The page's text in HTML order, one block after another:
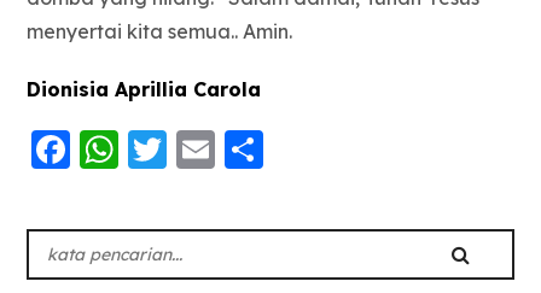
menyertai kita semua.. Amin.
Dionisia Aprillia Carola
Facebook
WhatsApp
Twitter
Email